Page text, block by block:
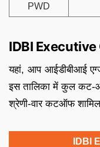
PWD
IDBI
यहां, आप आईडीबीआई
इस तालिका में कुल
श्रेणी-वार कटऑफ
IDBI